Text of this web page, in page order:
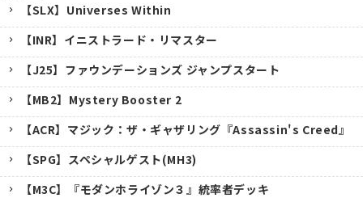
【SLX】Universes Within
【INR】イニストラード・リマスター
【J25】ファウンデーションズ ジャンプスタート
【MB2】Mystery Booster 2
【ACR】マジック：ザ・ギャザリング『Assassin's Creed』
【SPG】スペシャルゲスト(MH3)
【M3C】『モダンホライゾン３』統率者デッキ